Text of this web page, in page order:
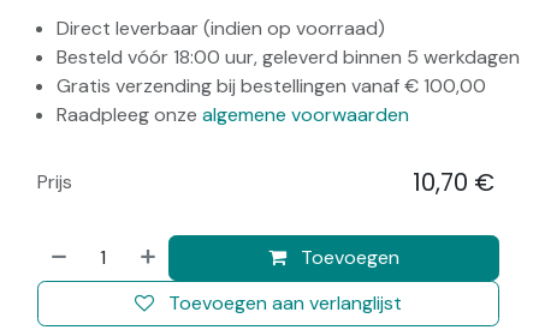
Direct leverbaar (indien op voorraad)
Besteld vóór 18:00 uur, geleverd binnen 5 werkdagen
Gratis verzending bij bestellingen vanaf € 100,00
Raadpleeg onze algemene voorwaarden
Toevoegen
Toevoegen aan verlanglijst
Prijs 10,70 €